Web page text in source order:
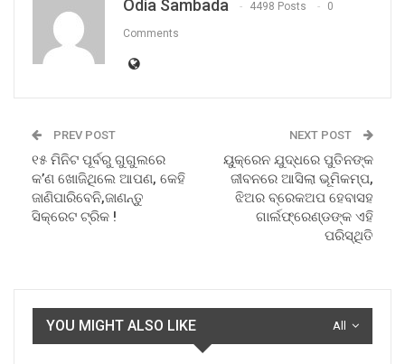
Odia Sambada 4498 Posts 0
Comments
PREV POST
୧୫ ମିନିଟ ପୂର୍ବରୁ ଗୁଗୁଲରେ
କ’ଣ ଖୋଜିଥିଲେ ଆପଣ, କେହି
ଜାଣିପାରିବେନି,ଜାଣନ୍ତୁ
ସିକ୍ରେଟ ଟ୍ରିକ !
NEXT POST
ୟୁକ୍ରେନ ଯୁଦ୍ଧରେ ପୁତିନଙ୍କ
ଜୀବନରେ ଆସିଲା ଭୂମିକମ୍ପ,
ଝିଅର ବ୍ରେକଅପ ହେବାସହ
ଗାର୍ଲଫ୍ରେଣ୍ଡଙ୍କ ଏହି
ପରିସ୍ଥିତି
All
YOU MIGHT ALSO LIKE